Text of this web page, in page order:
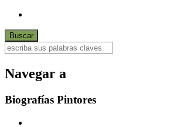
Navegar a
Biografías Pintores